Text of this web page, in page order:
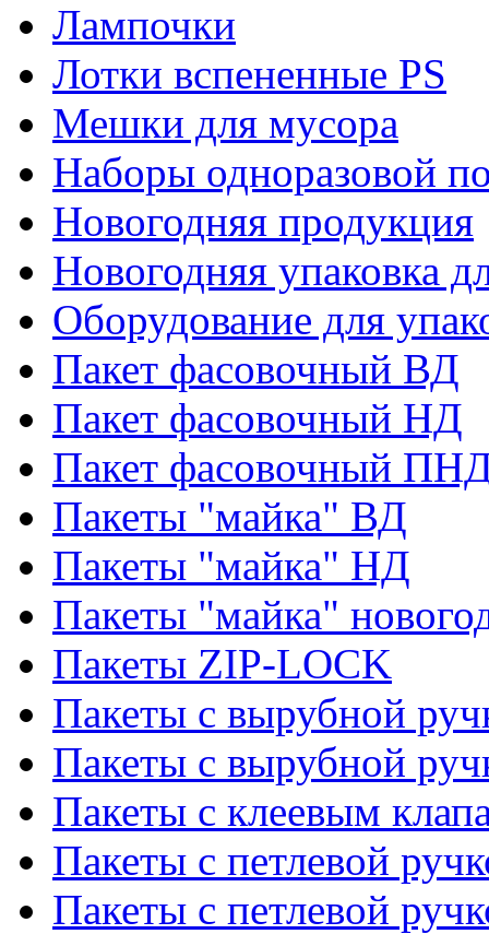
Лампочки
Лотки вспененные PS
Мешки для мусора
Наборы одноразовой
Новогодняя продукция
Новогодняя упаковка
Оборудование для
Пакет фасовочный ВД
Пакет фасовочный НД
Пакет фасовочный
Пакеты "майка" ВД
Пакеты "майка" НД
Пакеты "майка"
Пакеты ZIP-LOCK
Пакеты с вырубной
Пакеты с вырубной
Пакеты с клеевым
Пакеты с петлевой
Пакеты с петлевой